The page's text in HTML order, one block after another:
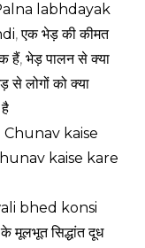
labhdayak
,एक भेड़ की कीमत
हैं, भेड़ पालन से क्या
से लोगों को क्या
kaise
kaise kare
bhed konsi
मूलभूत सिद्धांत दूध